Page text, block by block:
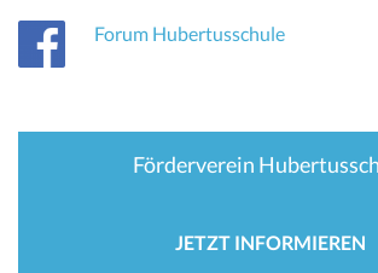
Forum Hubertusschule
Förderverein
JETZT INFORMIEREN